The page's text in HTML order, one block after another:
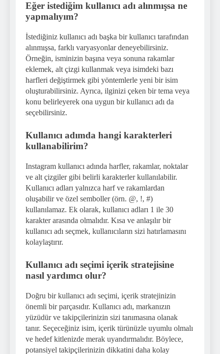
Eğer istediğim kullanıcı adı alınmışsa ne
yapmalıyım?
İstediğiniz kullanıcı adı başka bir kullanıcı tarafından
alınmışsa, farklı varyasyonlar deneyebilirsiniz.
Örneğin, isminizin başına veya sonuna rakamlar
eklemek, alt çizgi kullanmak veya isimdeki bazı
harfleri değiştirmek gibi yöntemlerle yeni bir isim
oluşturabilirsiniz. Ayrıca, ilginizi çeken bir tema veya
konu belirleyerek ona uygun bir kullanıcı adı da
seçebilirsiniz.
Kullanıcı adımda hangi karakterleri
kullanabilirim?
Instagram kullanıcı adında harfler, rakamlar, noktalar
ve alt çizgiler gibi belirli karakterler kullanılabilir.
Kullanıcı adları yalnızca harf ve rakamlardan
oluşabilir ve özel semboller (örn. @, !, #)
kullanılamaz. Ek olarak, kullanıcı adları 1 ile 30
karakter arasında olmalıdır. Kısa ve anlaşılır bir
kullanıcı adı seçmek, kullanıcıların sizi hatırlamasını
kolaylaştırır.
Kullanıcı adı seçimi içerik stratejisine
nasıl yardımcı olur?
Doğru bir kullanıcı adı seçimi, içerik stratejinizin
önemli bir parçasıdır. Kullanıcı adı, markanızın
yüzüdür ve takipçilerinizin sizi tanımasına olanak
tanır. Seçeceğiniz isim, içerik türünüzle uyumlu olmalı
ve hedef kitlenizde merak uyandırmalıdır. Böylece,
potansiyel takipçilerinizin dikkatini daha kolay